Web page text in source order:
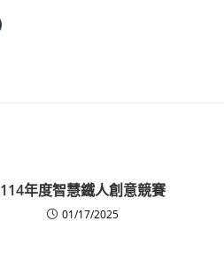
114年度智慧鐵人創意競賽
01/17/2025